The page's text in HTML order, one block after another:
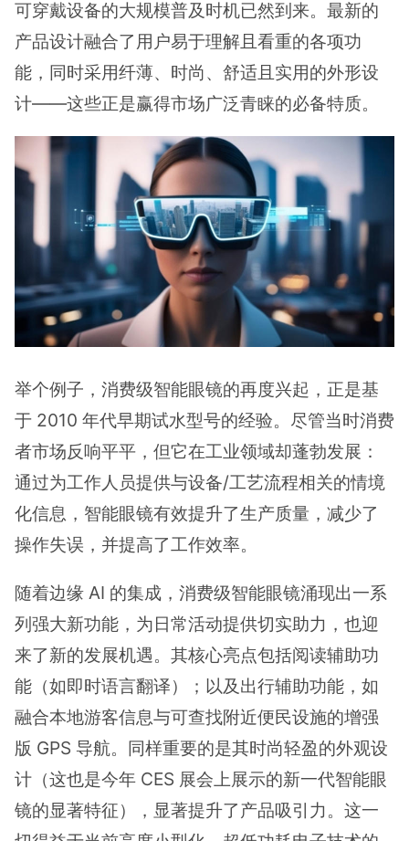
可穿戴设备的大规模普及时机已然到来。最新的
产品设计融合了用户易于理解且看重的各项功
能，同时采用纤薄、时尚、舒适且实用的外形设
计——这些正是赢得市场广泛青睐的必备特质。
举个例子，消费级智能眼镜的再度兴起，正是基
于 2010 年代早期试水型号的经验。尽管当时消费
者市场反响平平，但它在工业领域却蓬勃发展：
通过为工作人员提供与设备/工艺流程相关的情境
化信息，智能眼镜有效提升了生产质量，减少了
操作失误，并提高了工作效率。
随着边缘 AI 的集成，消费级智能眼镜涌现出一系
列强大新功能，为日常活动提供切实助力，也迎
来了新的发展机遇。其核心亮点包括阅读辅助功
能（如即时语言翻译）；以及出行辅助功能，如
融合本地游客信息与可查找附近便民设施的增强
版 GPS 导航。同样重要的是其时尚轻盈的外观设
计（这也是今年 CES 展会上展示的新一代智能眼
镜的显著特征），显著提升了产品吸引力。这一